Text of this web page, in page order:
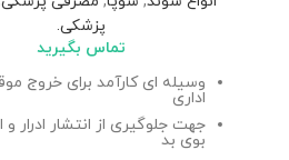
پزشکی.
تماس بگیرید
وسیله ای کارآمد برای خروج
اداری
جهت جلوگیری از انتشار ادرار و
بوی بد